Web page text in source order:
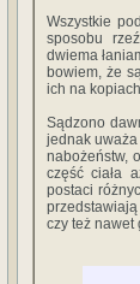
Wszystkie
sposobu
dwiema
bowiem, że
ich na
Sądzono
jednak
nabożeństw,
część ciała
postaci
czy też nawet